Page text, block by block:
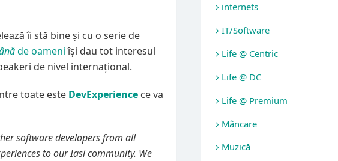
îi stă bine și cu o serie de
de oameniîși dau tot interesul
de nivel internațional.
toate este DevExperience ce va
software developers from all
to our Iasi community. We
internets
IT/Software
Life @ Centric
Life @ DC
Life @ Premium
Mâncare
Muzică